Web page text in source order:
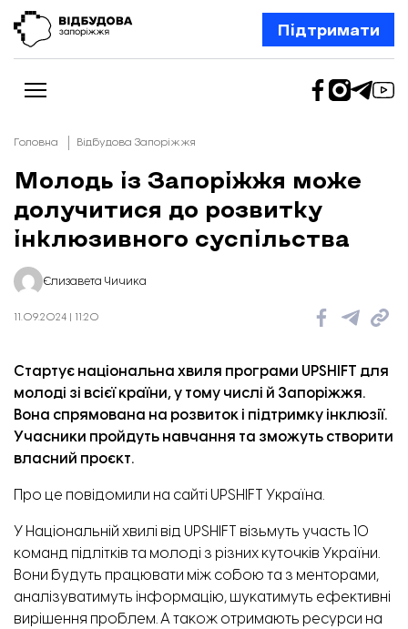
Підтримати
Новини
Відбудова Запоріжжя
Ексклюзив
Шлях додому
Відбудова. Життя
Про нас
Головна Відбудова Запоріжжя
Молодь із Запоріжжя може
долучитися до розвитку
інклюзивного суспільства
Єлизавета Чичика
11.09.2024 | 11:20
Стартує національна хвиля програми UPSHIFT для
молоді зі всієї країни, у тому числі й Запоріжжя.
Вона спрямована на розвиток і підтримку інклюзії.
Учасники пройдуть навчання та зможуть створити
власний проєкт.
Про це повідомили на сайті UPSHIFT Україна.
У Національній хвилі від UPSHIFT візьмуть участь 10
команд підлітків та молоді з різних куточків України.
Вони будуть працювати між собою та з менторами,
аналізуватимуть інформацію, шукатимуть ефективні
вирішення проблем. А також отримають ресурси на